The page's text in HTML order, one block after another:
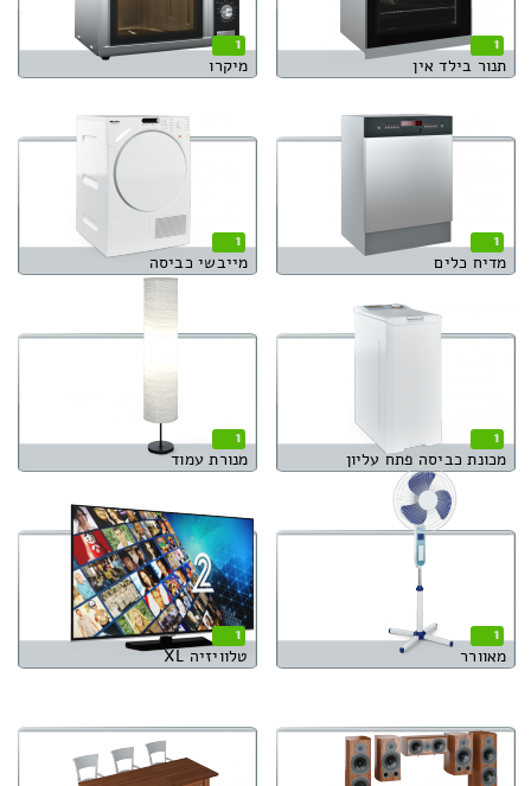
1
תנור בילד אין
1
מיקרו
1
מדיח כלים
1
מייבשי כביסה
1
מכונת כביסה פתח עליון
1
מנורת עמוד
1
מאוורר
1
טלוויזיה XL